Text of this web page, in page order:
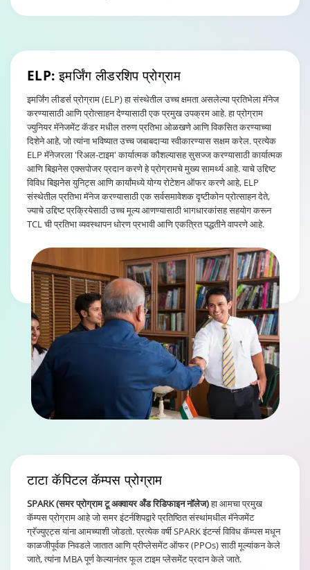
ELP: इमर्जिंग लीडरशिपप्रोग्राम
इमर्जिंग लीडर्स प्रोग्राम (ELP) हा संस्थेतील उच्च क्षमता असलेल्या प्रतिभेला मॅनेज
करण्यासाठी आणि प्रोत्साहन देण्यासाठी एक प्रमुख उपक्रम आहे. हा प्रोग्राम
ज्युनियर मॅनेजमेंट कॅडर मधील तरुण प्रतिभा ओळखणे आणि विकसित करण्याच्या
दिशेने आहे, जो त्यांना भविष्यात उच्च जबाबदाऱ्या स्वीकारण्यास सक्षम करेल. प्रत्येक
ELP मॅनेजरला 'रिअल-टाइम' कार्यात्मक कौशल्यासह सुसज्ज करण्यासाठी कार्यात्मक
आणि बिझनेस एक्सपोजर प्रदान करणे हे प्रोग्रामचे मुख्य सामर्थ्य आहे. याचे उद्दिष्ट
विविध बिझनेस युनिट्स आणि कार्यांमध्ये योग्य रोटेशन ऑफर करणे आहे, ELP
संस्थेतील प्रतिभा मॅनेज करण्यासाठी एक सर्वसमावेशक दृष्टीकोन प्रोत्साहन देते,
ज्याचे उद्दिष्ट प्रक्रियेसाठी उच्च मूल्य आणण्यासाठी भागधारकांसह सहयोग करून
TCL ची प्रतिभा व्यवस्थापन धोरण प्रभावी आणि एकत्रित पद्धतीने वापरणे आहे.
टाटा कॅपिटलकॅम्पस प्रोग्राम
SPARK (समर प्रोग्राम टू अक्वायर अँड रिडिफाइन नॉलेज)हा आमचा प्रमुख
कॅम्पस प्रोग्राम आहे जो समर इंटर्नशिपद्वारे प्रतिष्ठित संस्थांमधील मॅनेजमेंट
ग्रॅज्युएट्स यांना आमच्याशी जोडतो. प्रत्येक वर्षी SPARK इंटर्न्स विविध कॅम्पस मधून
काळजीपूर्वक निवडले जातात आणि प्रीप्लेसमेंट ऑफर (PPOs) साठी मूल्यांकन केले
जाते, त्यांना MBA पूर्ण केल्यानंतर फूल टाइम प्लेसमेंट प्रदान केले जाते.